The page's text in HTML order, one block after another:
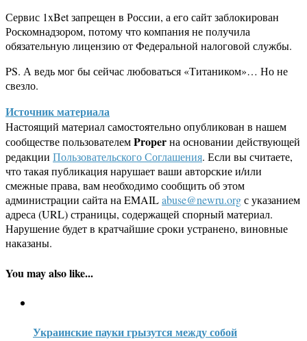
Сервис 1xBet запрещен в России, а его сайт заблокирован
Роскомнадзором, потому что компания не получила
обязательную лицензию от Федеральной налоговой службы.
PS. А ведь мог бы сейчас любоваться «Титаником»… Но не
свезло.
Источник материала
Настоящий материал самостоятельно опубликован в нашем
сообществе пользователемProperна основании действующей
редакции Пользовательского Соглашения. Если вы считаете,
что такая публикация нарушает ваши авторские и/или
смежные права, вам необходимо сообщить об этом
администрации сайта на EMAILabuse@newru.orgс указанием
адреса (URL) страницы, содержащей спорный материал.
Нарушение будет в кратчайшие сроки устранено, виновные
наказаны.
You may also like...
Украинские пауки грызутся между собой